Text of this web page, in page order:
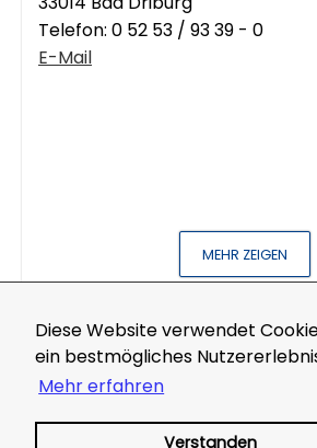
Diese Website verwendet
ein bestmögliches
Mehr erfahren
Verstanden
Telefon: 0 52 53 / 93 39 - 0
E-Mail
MEHR ZEIGEN
0km